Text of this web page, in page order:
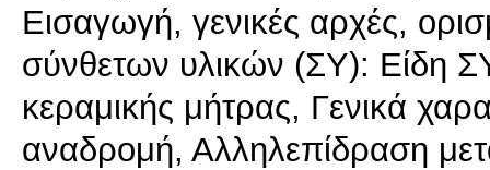
Εισαγωγή, γενικές αρχές,
σύνθετων υλικών (ΣΥ): Είδη
κεραμικής μήτρας, Γενικά
αναδρομή, Αλληλεπίδραση